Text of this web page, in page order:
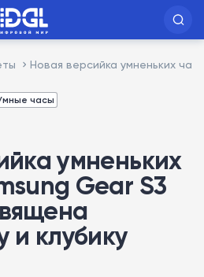
Новая версийка умненьких
часы
умненьких
Gear S3
и клубику